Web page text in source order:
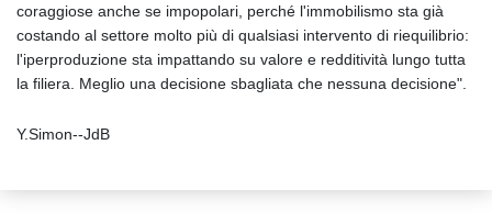
coraggiose anche se impopolari, perché l'immobilismo sta già
costando al settore molto più di qualsiasi intervento di riequilibrio:
l'iperproduzione sta impattando su valore e redditività lungo tutta
la filiera. Meglio una decisione sbagliata che nessuna decisione".
Y.Simon--JdB